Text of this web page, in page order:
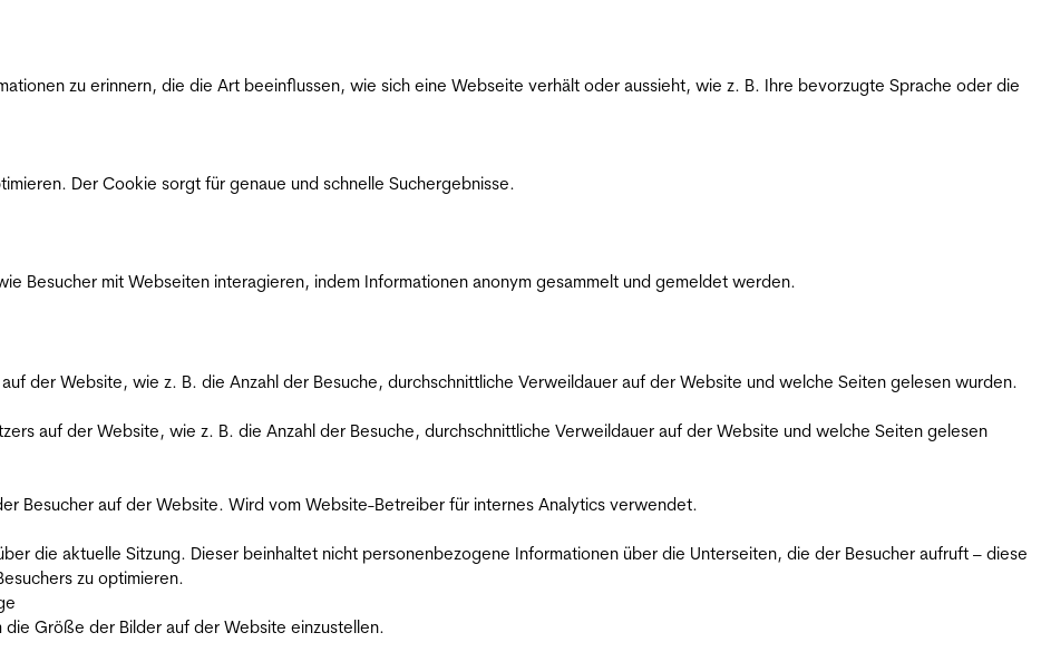
zu erinnern, die die Art beeinflussen, wie sich eine Webseite verhält oder aussieht, wie z. B. Ihre bevorzugte Sprache oder die
Der Cookie sorgt für genaue und schnelle Suchergebnisse.
Besucher mit Webseiten interagieren, indem Informationen anonym gesammelt und gemeldet werden.
der Website, wie z. B. die Anzahl der Besuche, durchschnittliche Verweildauer auf der Website und welche Seiten gelesen wurden.
auf der Website, wie z. B. die Anzahl der Besuche, durchschnittliche Verweildauer auf der Website und welche Seiten gelesen
Besucher auf der Website. Wird vom Website-Betreiber für internes Analytics verwendet.
die aktuelle Sitzung. Dieser beinhaltet nicht personenbezogene Informationen über die Unterseiten, die der Besucher aufruft – diese
zu optimieren.
Größe der Bilder auf der Website einzustellen.